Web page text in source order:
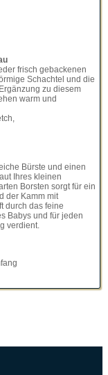
frisch gebackenen
Schachtel und die
zu diesem
warm und
Bürste und einen
Ihres kleinen
Borsten sorgt für ein
der Kamm mit
durch das feine
Babys und für jeden
verdient.